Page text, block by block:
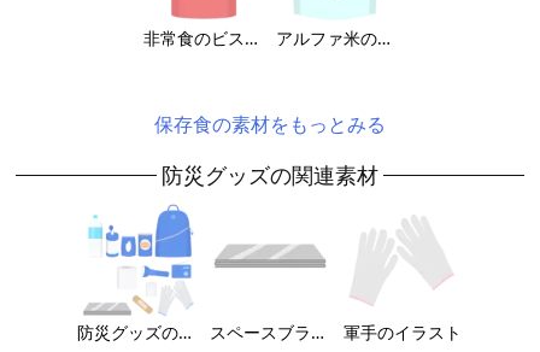
非常食のビスケットのイラスト アルファ米の保存パックのイラスト
保存食の素材をもっとみる
防災グッズの関連素材
防災グッズのイラスト スペースブランケットのイラスト 軍手のイラスト